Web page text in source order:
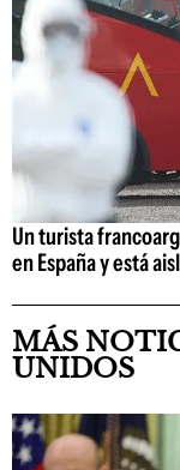
Un turista
en España y está
MÁS
UNIDOS